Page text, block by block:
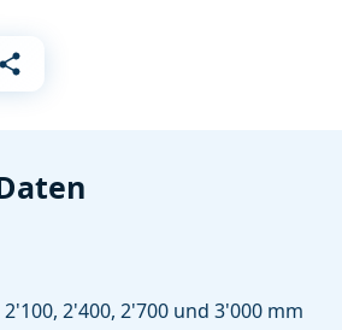
Mail teilen
Link kopieren
2'400, 2'700 und 3'000 mm